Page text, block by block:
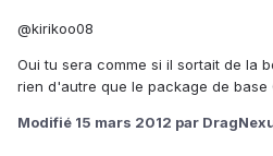
@kirikoo08
Oui tu sera comme si il sortait de la
rien d'autre que le package de base
Modifié 15 mars 2012 par